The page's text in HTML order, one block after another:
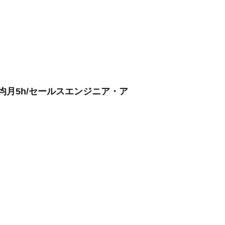
月5h/セールスエンジニア・ア